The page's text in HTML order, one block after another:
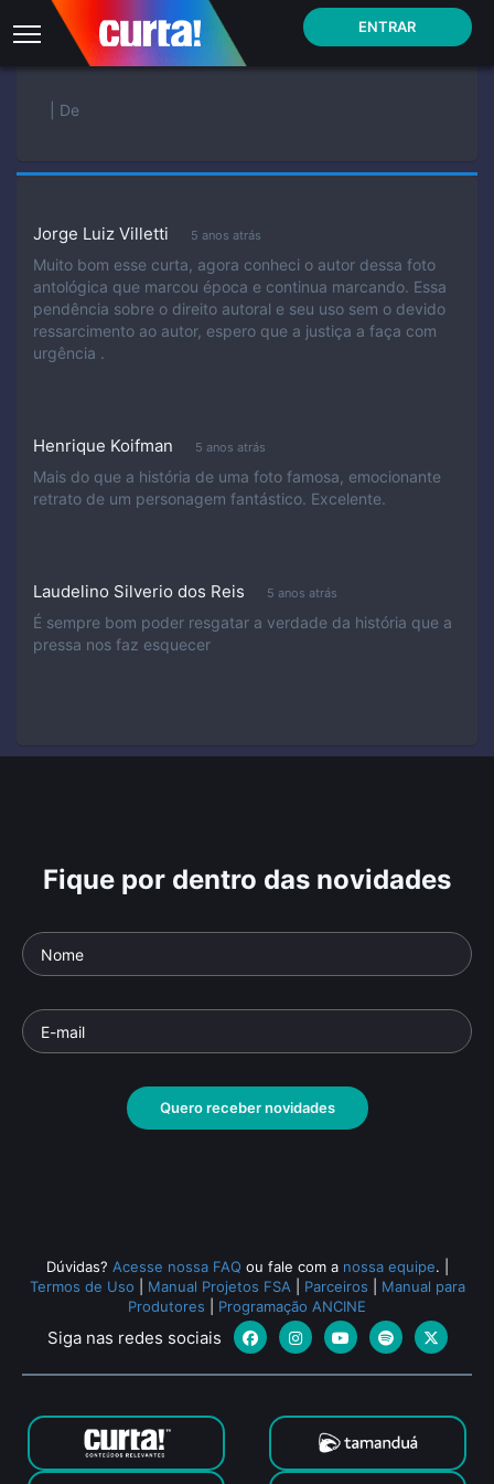
ENTRAR
| De
Jorge Luiz Villetti 5 anos atrás
Muito bom esse curta, agora conheci o autor dessa foto
antológica que marcou época e continua marcando. Essa
pendência sobre o direito autoral e seu uso sem o devido
ressarcimento ao autor, espero que a justiça a faça com
urgência .
Henrique Koifman 5 anos atrás
Mais do que a história de uma foto famosa, emocionante
retrato de um personagem fantástico. Excelente.
Laudelino Silverio dos Reis 5 anos atrás
É sempre bom poder resgatar a verdade da história que a
pressa nos faz esquecer
Fique por dentro das novidades
Quero receber novidades
Dúvidas? Acesse nossa FAQ ou fale com a nossa equipe.
Termos de Uso
Manual Projetos FSA Parceiros
Manual para
Produtores
Programação ANCINE
Siga nas redes sociais